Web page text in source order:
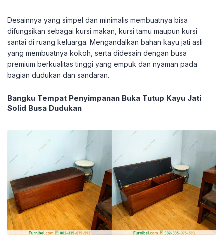
Desainnya yang simpel dan minimalis membuatnya bisa
difungsikan sebagai kursi makan, kursi tamu maupun kursi
santai di ruang keluarga. Mengandalkan bahan kayu jati asli
yang membuatnya kokoh, serta didesain dengan busa
premium berkualitas tinggi yang empuk dan nyaman pada
bagian dudukan dan sandaran.
Bangku Tempat Penyimpanan Buka Tutup Kayu Jati
Solid Busa Dudukan